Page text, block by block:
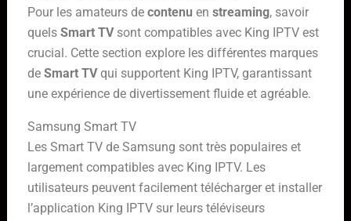
Pour les amateurs de contenu en streaming, savoir
quels Smart TVsont compatibles avec King IPTV est
crucial. Cette section explore les différentes marques
de Smart TVqui supportent King IPTV, garantissant
une expérience de divertissement fluide et agréable.
Samsung Smart TV
Les Smart TV de Samsung sont très populaires et
largement compatibles avec King IPTV. Les
utilisateurs peuvent facilement télécharger et installer
l’application King IPTV sur leurs téléviseurs